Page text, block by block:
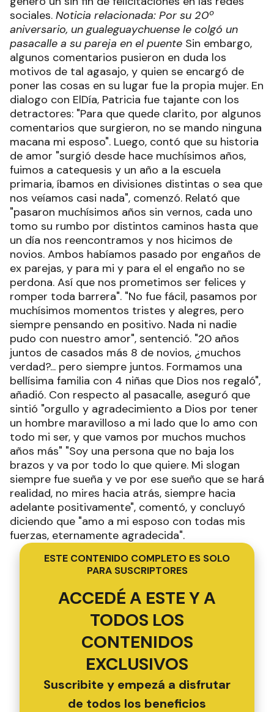
sociales. Noticia relacionada: Por su 20º
aniversario, un gualeguaychuense le colgó un
pasacalle a su pareja en el puente Sin embargo,
algunos comentarios pusieron en duda los
motivos de tal agasajo, y quien se encargó de
poner las cosas en su lugar fue la propia mujer. En
dialogo con ElDía, Patricia fue tajante con los
detractores: "Para que quede clarito, por algunos
comentarios que surgieron, no se mando ninguna
macana mi esposo". Luego, contó que su historia
de amor "surgió desde hace muchísimos años,
fuimos a catequesis y un año a la escuela
primaria, íbamos en divisiones distintas o sea que
nos veíamos casi nada", comenzó. Relató que
"pasaron muchísimos años sin vernos, cada uno
tomo su rumbo por distintos caminos hasta que
un día nos reencontramos y nos hicimos de
novios. Ambos habíamos pasado por engaños de
ex parejas, y para mi y para el el engaño no se
perdona. Así que nos prometimos ser felices y
romper toda barrera". "No fue fácil, pasamos por
muchísimos momentos tristes y alegres, pero
siempre pensando en positivo. Nada ni nadie
pudo con nuestro amor", sentenció. "20 años
juntos de casados más 8 de novios, ¿muchos
verdad?... pero siempre juntos. Formamos una
bellísima familia con 4 niñas que Dios nos regaló",
añadió. Con respecto al pasacalle, aseguró que
sintió "orgullo y agradecimiento a Dios por tener
un hombre maravilloso a mi lado que lo amo con
todo mi ser, y que vamos por muchos muchos
años más" "Soy una persona que no baja los
brazos y va por todo lo que quiere. Mi slogan
siempre fue sueña y ve por ese sueño que se hará
realidad, no mires hacia atrás, siempre hacia
adelante positivamente", comentó, y concluyó
diciendo que "amo a mi esposo con todas mis
fuerzas, eternamente agradecida".
ESTE CONTENIDO COMPLETO ES SOLO
PARA SUSCRIPTORES
ACCEDÉ A ESTE Y A
TODOS LOS
CONTENIDOS
EXCLUSIVOS
Suscribite y empezá a disfrutar
de todos los beneficios